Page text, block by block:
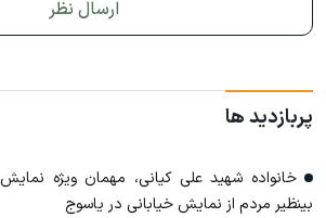
پربازدید ها
خانواده شهید علی کیانی، مهمان ویژه
بینظیر مردم از نمایش خیابانی در یاسوج